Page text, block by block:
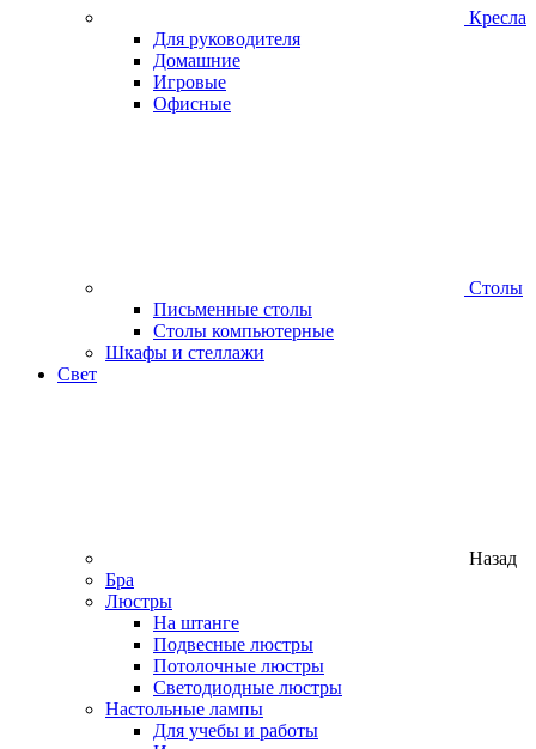
Кресла
Для руководителя
Домашние
Игровые
Офисные
Столы
Письменные столы
Столы компьютерные
Шкафы и стеллажи
Свет
Назад
Бра
Люстры
На штанге
Подвесные люстры
Потолочные люстры
Светодиодные люстры
Настольные лампы
Для учебы и работы